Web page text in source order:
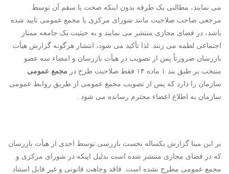
می نمایند، مطالبی یک طرفه بدون اینکه صحت یا سقم آن توسط
مرجعی صاحب صلاحیت مانند شورای مرکزی یا مجمع عمومی تایید شده
باشد، در فضای مجازی منتشر می نمایند و به حیثیت یک جامعه ممتاز
اجتماعی لطمه می زنند. لذا تأکید می شود، انتشار هرگونه گزارش هیأت
بازرسان ضرورتاً پس از تصویب در هیأت بازرسان و امضاء سه عضو
منتخب بر طبق بند ۱ ماده ۱۴ فقط صلاحیت طرح در
مجمع عمومی
سازمان را دارد که پس از تصویب مجمع عمومی از طریق روابط عمومی
سازمان به اطلاع اعضاء محترم رسانده می شود .
بر این مبنا گزارش یکساله نخست بازرسی توسط احدی از هیأت بازرسان
که در فضای مجازی منتشر شده است بدلیل اینکه در شورای مرکزی و
مجمع عمومی مطرح نشده است. فاقد وجاهت قانونی و غیر قابل استناد